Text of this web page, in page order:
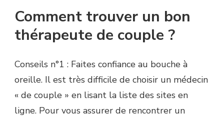
Comment trouver un bon
thérapeute de couple ?
Conseils n°1 : Faites confiance au bouche à
oreille. Il est très difficile de choisir un médecin
« de couple » en lisant la liste des sites en
ligne. Pour vous assurer de rencontrer un